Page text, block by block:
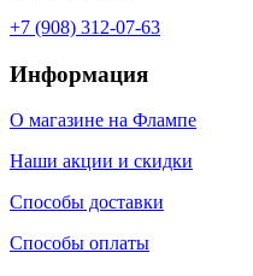
+7 (908) 312-07-63
Информация
О магазине на Флампе
Наши акции и скидки
Способы доставки
Способы оплаты